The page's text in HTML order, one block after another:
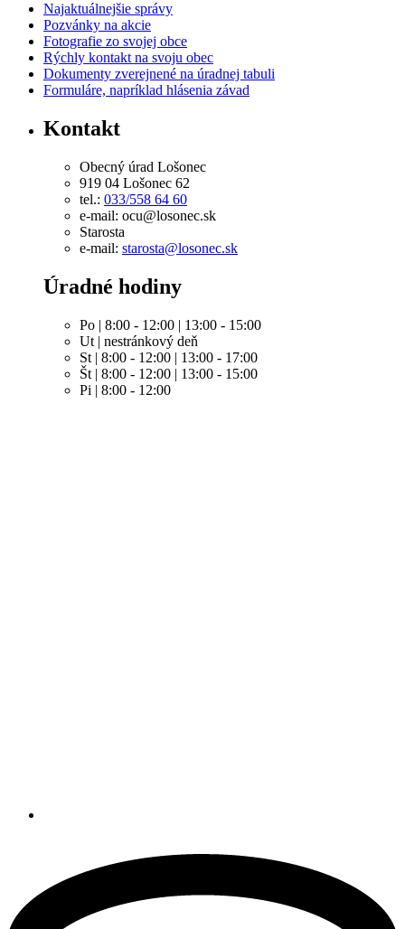
Najaktuálnejšie správy
Pozvánky na akcie
Fotografie zo svojej obce
Rýchly kontakt na svoju obec
Dokumenty zverejnené na úradnej tabuli
Formuláre, napríklad hlásenia závad
Kontakt
Obecný úrad Lošonec
919 04 Lošonec 62
tel.: 033/558 64 60
e-mail: ocu@losonec.sk
Starosta
e-mail: starosta@losonec.sk
Úradné hodiny
Po | 8:00 - 12:00 | 13:00 - 15:00
Ut | nestránkový deň
St | 8:00 - 12:00 | 13:00 - 17:00
Št | 8:00 - 12:00 | 13:00 - 15:00
Pi | 8:00 - 12:00